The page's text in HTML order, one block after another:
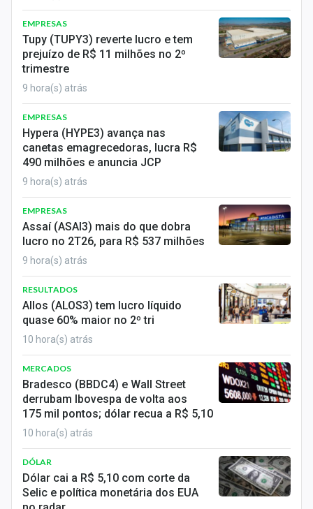
EMPRESAS
Tupy (TUPY3) reverte lucro e tem
prejuízo de R$ 11 milhões no 2º
trimestre
9 hora(s) atrás
EMPRESAS
Hypera (HYPE3) avança nas
canetas emagrecedoras, lucra R$
490 milhões e anuncia JCP
9 hora(s) atrás
EMPRESAS
Assaí (ASAI3) mais do que dobra
lucro no 2T26, para R$ 537 milhões
9 hora(s) atrás
RESULTADOS
Allos (ALOS3) tem lucro líquido
quase 60% maior no 2º tri
10 hora(s) atrás
MERCADOS
Bradesco (BBDC4) e Wall Street
derrubam Ibovespa de volta aos
175 mil pontos; dólar recua a R$ 5,10
10 hora(s) atrás
DÓLAR
Dólar cai a R$ 5,10 com corte da
Selic e política monetária dos EUA